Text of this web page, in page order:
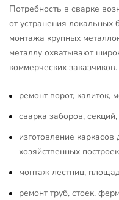
Потребность в сварке
от устранения локальных
монтажа крупных
металлу охватывают
коммерческих заказчиков.
ремонт ворот, калиток,
сварка заборов,
изготовление
хозяйственных
монтаж лестниц,
ремонт труб, стоек,